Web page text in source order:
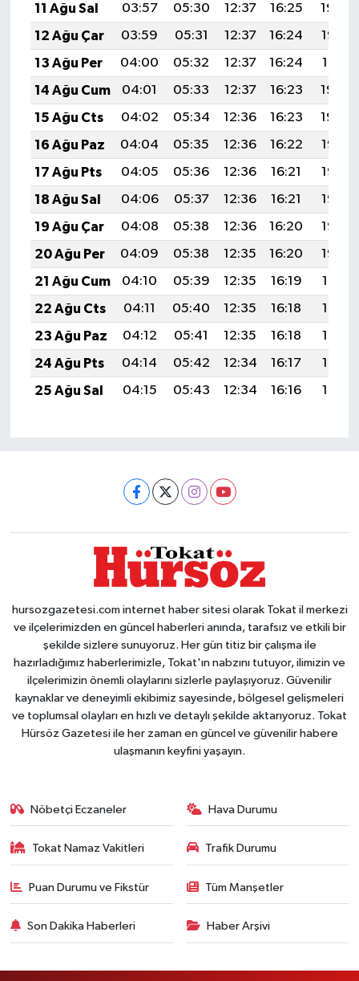
11 Ağu Sal
03:57 05:30 12:37 16:25
19:34
12 Ağu Çar
03:59 05:31 12:37 16:24
19:32
13 Ağu Per
04:00 05:32 12:37 16:24
19:31
14 Ağu Cum
04:01 05:33 12:37 16:23
19:30
15 Ağu Cts
04:02 05:34 12:36 16:23
19:29
16 Ağu Paz
04:04 05:35 12:36 16:22
19:27
17 Ağu Pts
04:05 05:36 12:36 16:21
19:26
18 Ağu Sal
04:06 05:37 12:36 16:21
19:25
19 Ağu Çar
04:08 05:38 12:36 16:20
19:23
20 Ağu Per
04:09 05:38 12:35 16:20
19:22
21 Ağu Cum
04:10 05:39 12:35 16:19
19:21
22 Ağu Cts
04:11 05:40 12:35 16:18
19:19
23 Ağu Paz
04:12 05:41 12:35 16:18
19:18
24 Ağu Pts
04:14 05:42 12:34 16:17
19:17
25 Ağu Sal
04:15 05:43 12:34 16:16 19:15
hursozgazetesi.com internet haber sitesi olarak Tokat il merkezi
ve ilçelerimizden en güncel haberleri anında, tarafsız ve etkili bir
şekilde sizlere sunuyoruz. Her gün titiz bir çalışma ile
hazırladığımız haberlerimizle, Tokat'ın nabzını tutuyor, ilimizin ve
ilçelerimizin önemli olaylarını sizlerle paylaşıyoruz. Güvenilir
kaynaklar ve deneyimli ekibimiz sayesinde, bölgesel gelişmeleri
ve toplumsal olayları en hızlı ve detaylı şekilde aktarıyoruz. Tokat
Hürsöz Gazetesi ile her zaman en güncel ve güvenilir habere
ulaşmanın keyfini yaşayın.
Nöbetçi Eczaneler Hava Durumu
Tokat Namaz Vakitleri Trafik Durumu
Puan Durumu ve Fikstür Tüm Manşetler
Son Dakika Haberleri Haber Arşivi